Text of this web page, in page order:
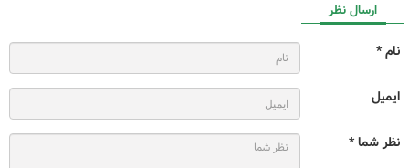
ارسال نظر
نام *
ایمیل
نظر شما *